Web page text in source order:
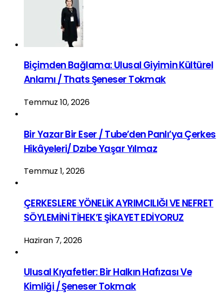
Biçimden Bağlama: Ulusal Giyimin Kültürel
Anlamı / Thats Şeneser Tokmak
Temmuz 10, 2026
Bir Yazar Bir Eser / Tube’den Panlı’ya Çerkes
Hikâyeleri/ Dzıbe Yaşar Yılmaz
Temmuz 1, 2026
ÇERKESLERE YÖNELİK AYRIMCILIĞI VE NEFRET
SÖYLEMİNİ TİHEK’E ŞİKAYET EDİYORUZ
Haziran 7, 2026
Ulusal Kıyafetler: Bir Halkın Hafızası Ve
Kimliği / Şeneser Tokmak